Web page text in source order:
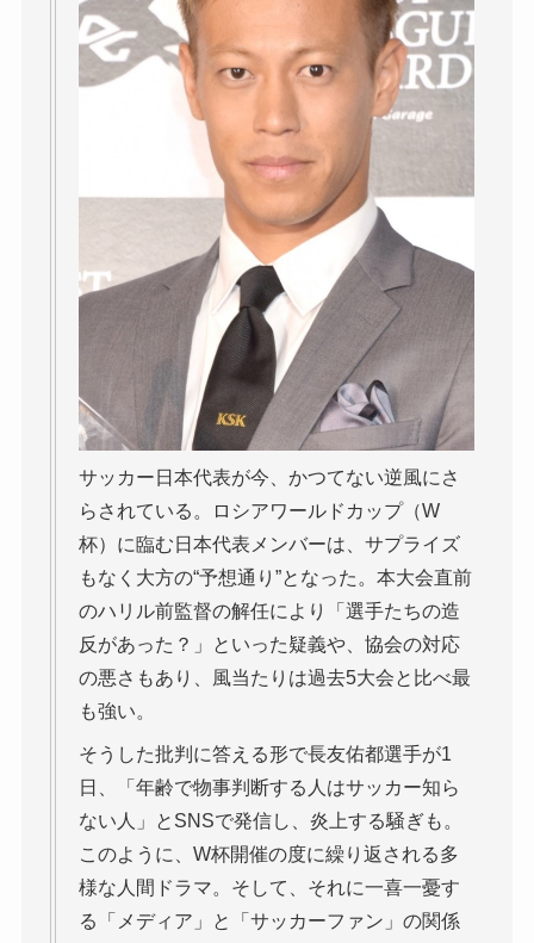
サッカー日本代表が今、かつてない逆風にさ
らされている。ロシアワールドカップ（W
杯）に臨む日本代表メンバーは、サプライズ
もなく大方の“予想通り”となった。本大会直前
のハリル前監督の解任により「選手たちの造
反があった？」といった疑義や、協会の対応
の悪さもあり、風当たりは過去5大会と比べ最
も強い。
そうした批判に答える形で長友佑都選手が1
日、「年齢で物事判断する人はサッカー知ら
ない人」とSNSで発信し、炎上する騒ぎも。
このように、W杯開催の度に繰り返される多
様な人間ドラマ。そして、それに一喜一憂す
る「メディア」と「サッカーファン」の関係